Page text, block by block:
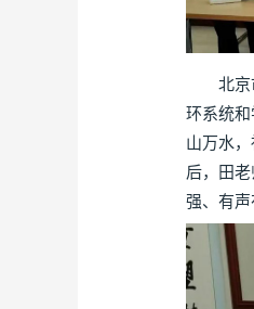
北京市
环系统
山万水
后，田
强、有声